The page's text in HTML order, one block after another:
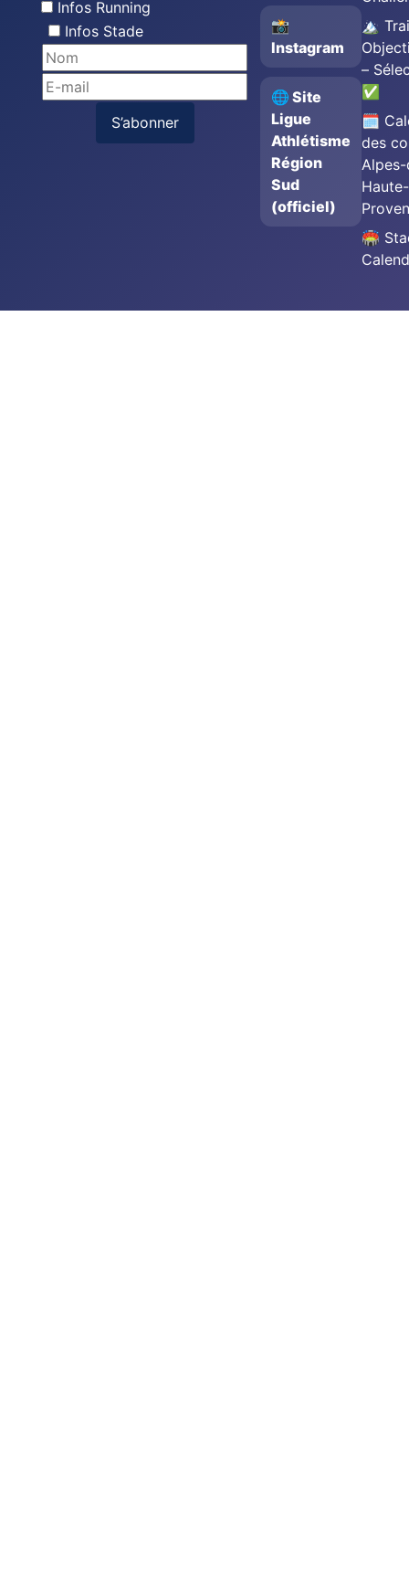
Infos Running
Infos Stade
S’abonner
📸
Instagram
🌐 Site
Ligue
Athlétisme
Région
Sud
(officiel)
🏔️
–
✅
🗓️
des
Haute-
🏟️